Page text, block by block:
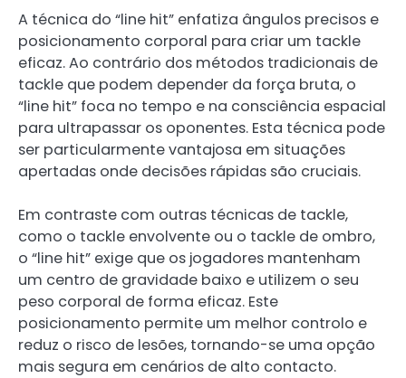
A técnica do “line hit” enfatiza ângulos precisos e
posicionamento corporal para criar um tackle
eficaz. Ao contrário dos métodos tradicionais de
tackle que podem depender da força bruta, o
“line hit” foca no tempo e na consciência espacial
para ultrapassar os oponentes. Esta técnica pode
ser particularmente vantajosa em situações
apertadas onde decisões rápidas são cruciais.
Em contraste com outras técnicas de tackle,
como o tackle envolvente ou o tackle de ombro,
o “line hit” exige que os jogadores mantenham
um centro de gravidade baixo e utilizem o seu
peso corporal de forma eficaz. Este
posicionamento permite um melhor controlo e
reduz o risco de lesões, tornando-se uma opção
mais segura em cenários de alto contacto.